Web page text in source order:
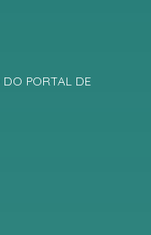
PORTAL DE